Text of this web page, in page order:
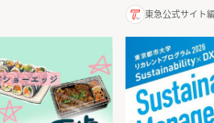
東急公式サイト